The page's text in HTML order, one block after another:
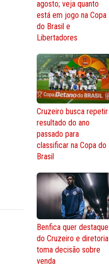
agosto; veja quanto
está em jogo na Copa
do Brasil e
Libertadores
Cruzeiro busca repetir
resultado do ano
passado para
classificar na Copa do
Brasil
Benfica quer destaque
do Cruzeiro e diretoria
toma decisão sobre
venda